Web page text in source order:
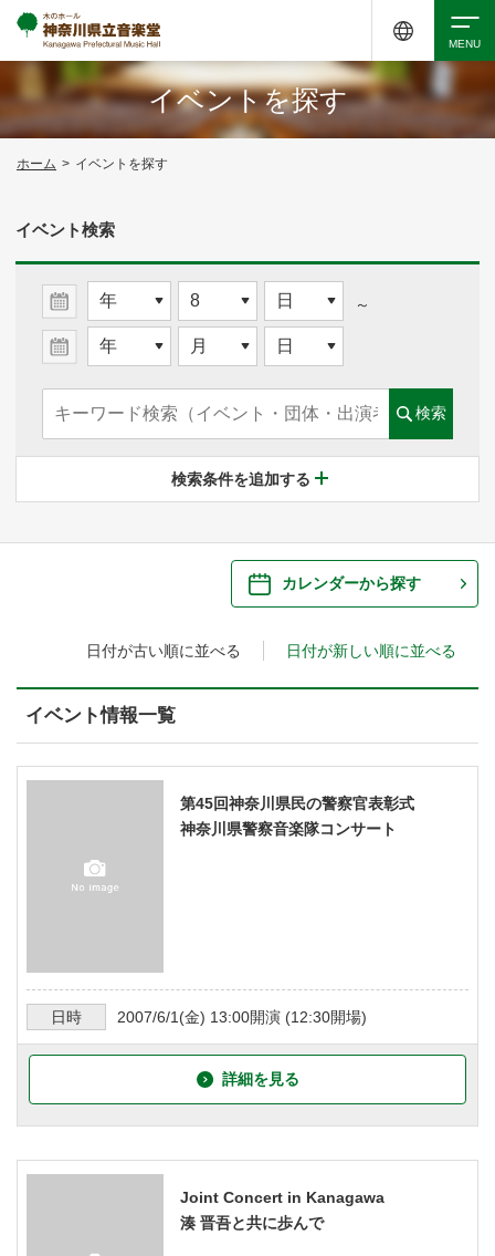
イベントを探す
・ イベント一覧
・ イベントカレンダー
・ 館内サービス・アクセシビリティ
・ よくある質問
・ 施設を借りる
・ 空き状況
音楽堂について
・ 音楽堂のご案内
・ 建築見学ツアー
神奈川県立音楽堂
SNS
検索
イベントを探す
ホーム > イベントを探す
イベント検索
～
検索
検索条件を追加する
カレンダーから探す
日付が古い順に並べる 日付が新しい順に並べる
イベント情報一覧
第45回神奈川県民の警察官表彰式
神奈川県警察音楽隊コンサート
日時 2007/6/1 (金) 13:00開演 (12:30開場)
詳細を見る
Joint Concert in Kanagawa
湊 晋吾と共に歩んで